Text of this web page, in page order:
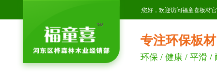
您好，欢迎访问福童喜板材
专注环保板材
环保 / 健康 / 平滑 /